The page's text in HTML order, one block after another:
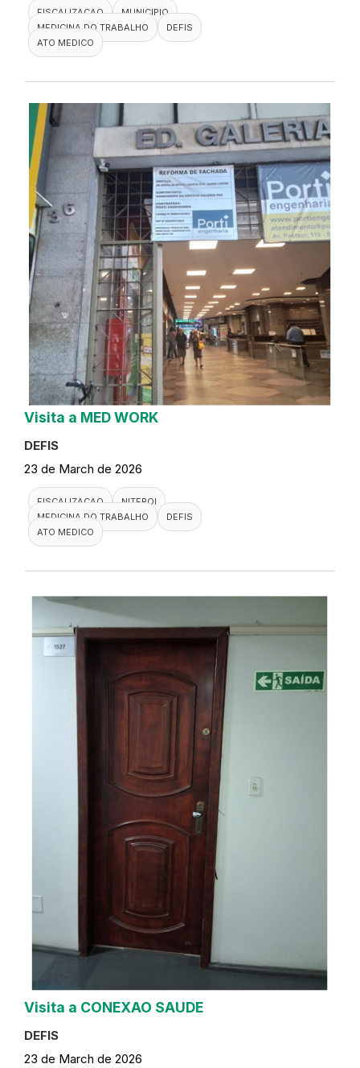
FISCALIZACAO
MUNICIPIO
MEDICINA DO TRABALHO
DEFIS
ATO MEDICO
Visita a MED WORK
DEFIS
23 de March de 2026
FISCALIZACAO
NITEROI
MEDICINA DO TRABALHO
DEFIS
ATO MEDICO
Visita a CONEXAO SAUDE
DEFIS
23 de March de 2026